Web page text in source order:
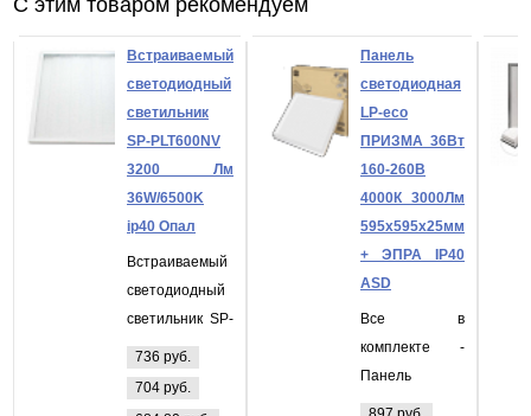
С этим товаром рекомендуем
Встраиваемый
светодиодный
светильник
SP-PLT600NV
3200 Лм
36W/6500K
ip40 Опал
Встраиваемый
светодиодный
светильник SP-
PLT600NV 3200
Лм 36W/6500K
ip40 Опал
736 руб.
704 руб.
Панель
светодиодная
LP-eco
ПРИЗМА 36Вт
160-260В
4000К 3000Лм
595х595х25мм
+ ЭПРА IP40
ASD
Все в
комплекте -
Панель
светодиодная